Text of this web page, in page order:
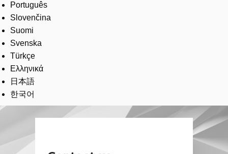
Português
Slovenčina
Suomi
Svenska
Türkçe
Ελληνικά
日本語
한국어